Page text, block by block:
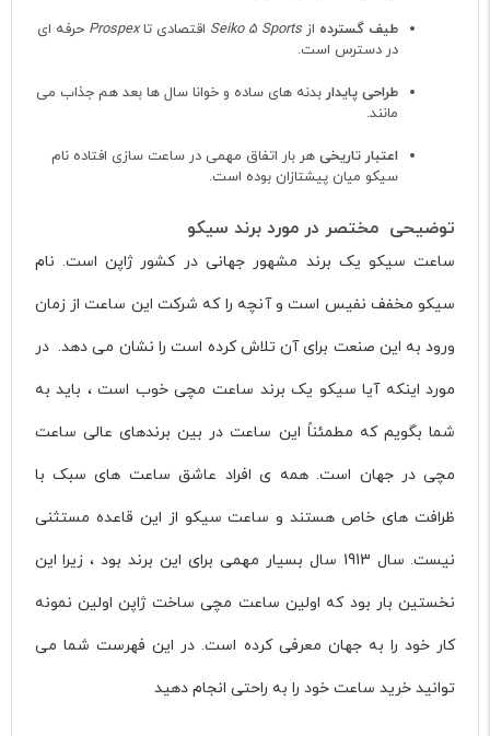
طیف گسترده از Seiko 5 Sports اقتصادی تاProspex حرفه‌ ای
در دسترس است.
طراحی پایداربدنه‌ های ساده و خوانا سال‌ ها بعد هم جذاب می‌
مانند.
اعتبار تاریخیهر بار اتفاق مهمی در ساعت‌ سازی افتاده نام
سیکو میان پیشتازان بوده است.
توضیحی مختصر در مورد برند سیکو
ساعت سیکو یک برند مشهور جهانی در کشور ژاپن است. نام
سیکو مخفف نفیس است و آنچه را که شرکت این ساعت از زمان
ورود به این صنعت برای آن تلاش کرده است را نشان می دهد. در
مورد اینکه آیا سیکو یک برند ساعت مچی خوب است ، باید به
شما بگویم که مطمئناً این ساعت در بین برندهای عالی ساعت
مچی در جهان است. همه ی افراد عاشق ساعت های سبک با
ظرافت های خاص هستند و ساعت سیکو از این قاعده مستثنی
نیست. سال 1913 سال بسیار مهمی برای این برند بود ، زیرا این
نخستین بار بود که اولین ساعت مچی ساخت ژاپن اولین نمونه
کار خود را به جهان معرفی کرده است. در این فهرست شما می
توانید خرید ساعت خود را به راحتی انجام دهید